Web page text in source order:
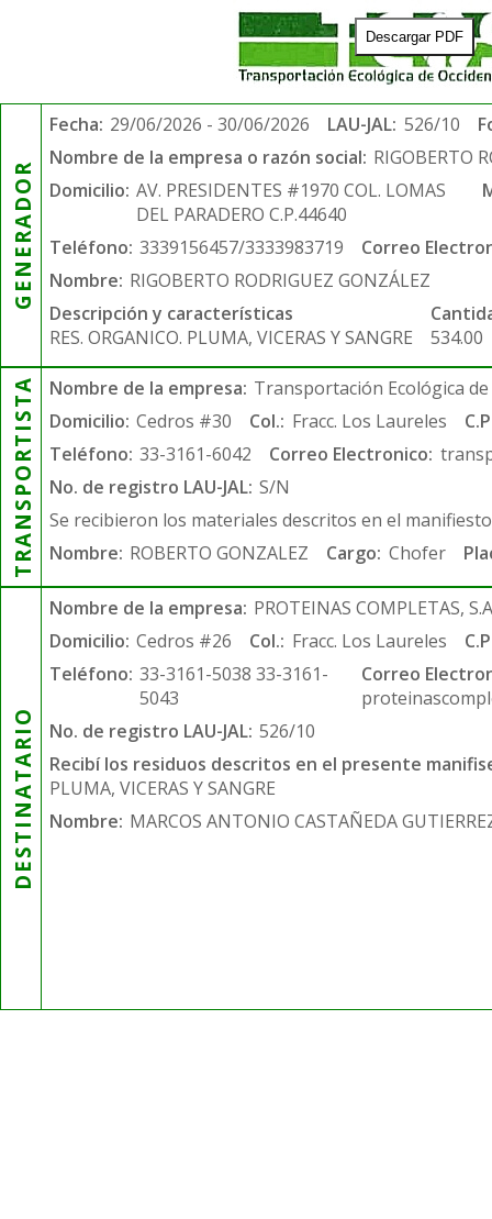
Descargar PDF
GENERADOR
Fecha: 29/06/2026 - 30/06/2026 LAU-JAL: 526/10
Nombre de la empresa o razón social: RIGOBERTO
Domicilio: AV. PRESIDENTES #1970 COL. LOMAS
DEL PARADERO C.P.44640
Teléfono: 3339156457/3333983719
Correo
Nombre: RIGOBERTO RODRIGUEZ GONZÁLEZ
Descripción y características
RES. ORGANICO. PLUMA, VICERAS Y SANGRE
534.00
TRANSPORTISTA Nombre de la empresa: Transportación Ecológica de
Domicilio: Cedros #30 Col.: Fracc. Los Laureles
Teléfono: 33-3161-6042 Correo Electronico:
No. de registro LAU-JAL: S/N
Se recibieron los materiales descritos en el
Nombre: ROBERTO GONZALEZ Cargo: Chofer
DESTINATARIO
Nombre de la empresa: PROTEINAS COMPLETAS,
Domicilio: Cedros #26 Col.: Fracc. Los Laureles
Teléfono: 33-3161-5038 33-3161-
5043
Correo
No. de registro LAU-JAL: 526/10
Recibí los residuos descritos en el presente
PLUMA, VICERAS Y SANGRE
Nombre: MARCOS ANTONIO CASTAÑEDA